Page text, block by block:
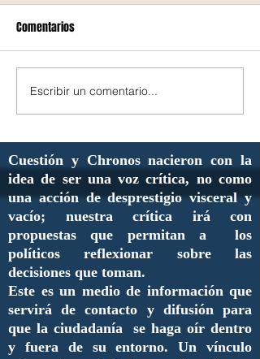
Comentarios
Escribir un comentario...
Cuestión y Chronos nacieron con la
idea de ser una voz crítica, no como
una acción de desprestigio visceral y
vacío; nuestra crítica irá con
propuestas que permitan a los
políticos reflexionar sobre las
decisiones que toman.
Este es un medio de información que
servirá de contacto y difusión para
que la ciudadanía se haga oír dentro
y fuera de su entorno. Un vínculo